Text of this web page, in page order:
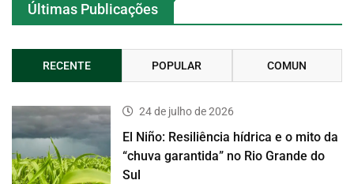
Últimas Publicações
RECENTE POPULAR COMUN
24 de julho de 2026
El Niño: Resiliência hídrica e o mito da
“chuva garantida” no Rio Grande do
Sul